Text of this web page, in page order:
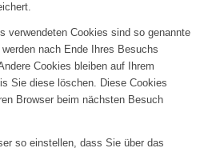
verwendeten Cookies sind so genannte
werden nach Ende Ihres Besuchs
Cookies bleiben auf Ihrem
Sie diese löschen. Diese Cookies
Browser beim nächsten Besuch
so einstellen, dass Sie über das